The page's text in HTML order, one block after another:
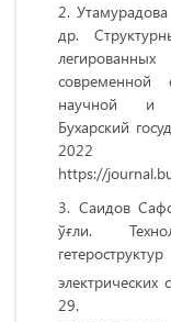
др.
современной
научной и
Бухарский
https://
Саидов
ўғли.